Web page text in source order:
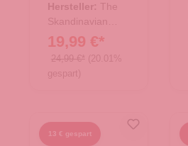
Hersteller: The
Skandinavian
Brand
19,99 €*
24,99 €* (20.01%
gespart)
13 € gespart